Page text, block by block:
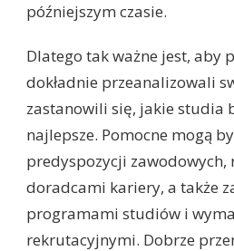
późniejszym czasie.
Dlatego tak ważne jest, aby
dokładnie przeanalizowali
zastanowili się, jakie studia
najlepsze. Pomocne mogą
predyspozycji zawodowych,
doradcami kariery, a także
programami studiów i
rekrutacyjnymi. Dobrze